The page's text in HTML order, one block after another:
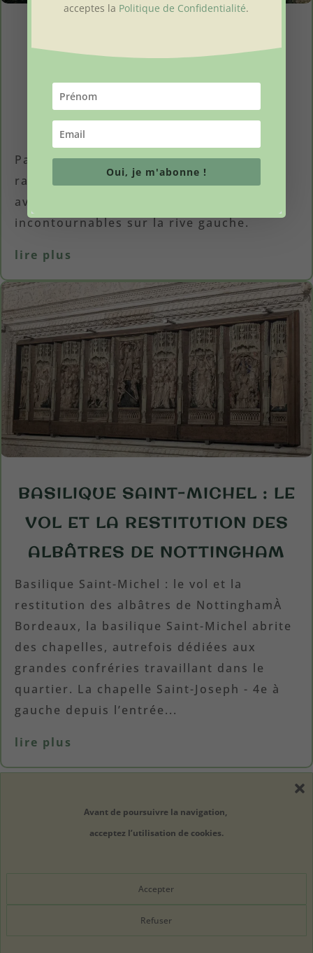
Avant de poursuivre la navigation,
acceptez l’utilisation de cookies.
Accepter
Refuser
SUR LA RIVE GAUCHE À NE
Parc des Coteaux à Bordeaux : site de
randonnées et loisirs sur 500 hectares
avec en bonus des panoramas
incontournables sur la rive gauche.
lire plus
BASILIQUE SAINT-MICHEL : LE
VOL ET LA RESTITUTION DES
ALBÂTRES DE NOTTINGHAM
Basilique Saint-Michel : le vol et la
restitution des albâtres de NottinghamÀ
Bordeaux, la basilique Saint-Michel abrite
des chapelles, autrefois dédiées aux
grandes confréries travaillant dans le
quartier. La chapelle Saint-Joseph - 4e à
gauche depuis l’entrée...
lire plus
Mentions légales
acceptes la Politique de Confidentialité.
Oui, je m'abonne !